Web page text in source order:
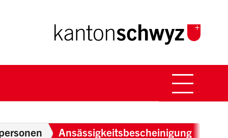
Breadcrumb
Ansässigkeitsbescheinigung